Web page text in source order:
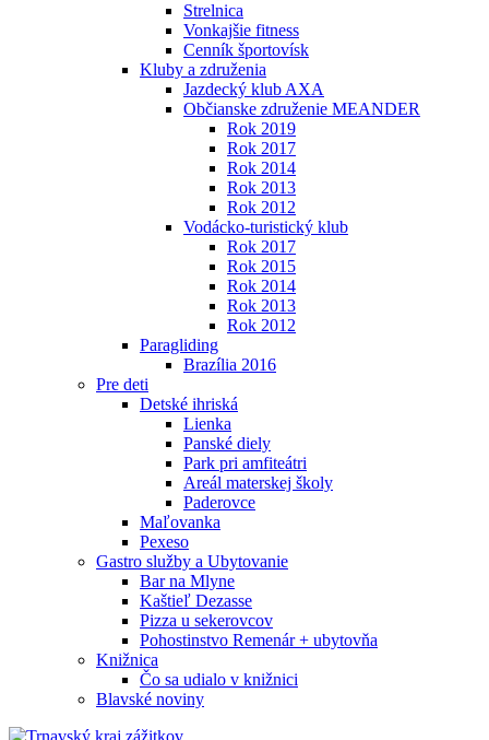
Strelnica
Vonkajšie fitness
Cenník športovísk
Kluby a združenia
Jazdecký klub AXA
Občianske združenie MEANDER
Rok 2019
Rok 2017
Rok 2014
Rok 2013
Rok 2012
Vodácko-turistický klub
Rok 2017
Rok 2015
Rok 2014
Rok 2013
Rok 2012
Paragliding
Brazília 2016
Pre deti
Detské ihriská
Lienka
Panské diely
Park pri amfiteátri
Areál materskej školy
Paderovce
Maľovanka
Pexeso
Gastro služby a Ubytovanie
Bar na Mlyne
Kaštieľ Dezasse
Pizza u sekerovcov
Pohostinstvo Remenár + ubytovňa
Knižnica
Čo sa udialo v knižnici
Blavské noviny